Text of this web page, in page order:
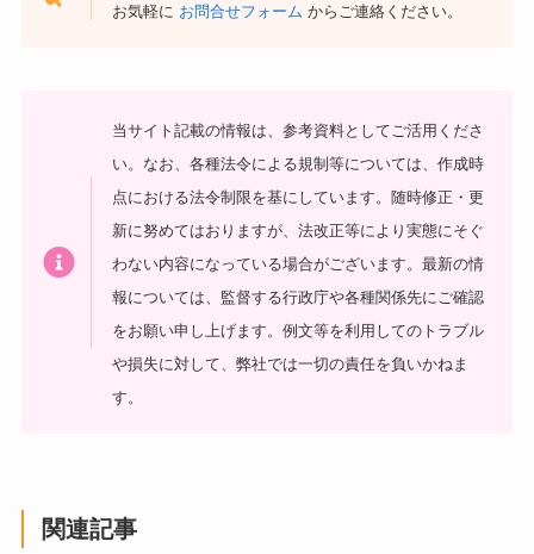
お気軽に お問合せフォーム からご連絡ください。
当サイト記載の情報は、参考資料としてご活用くださ
い。 なお、各種法令による規制等については、作成時
点における法令制限を基にしています。随時修正・更
新に努めてはおりますが、法改正等により実態にそぐ
わない内容になっている場合がございます。最新の情
報については、監督する行政庁や各種関係先にご確認
をお願い申し上げます。例文等を利用してのトラブル
や損失に対して、弊社では一切の責任を負いかねま
す。
関連記事